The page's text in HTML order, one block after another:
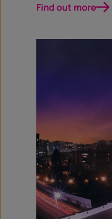
Find out more